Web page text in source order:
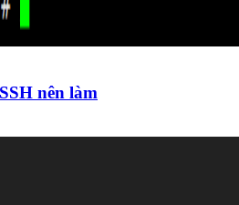
nên làm